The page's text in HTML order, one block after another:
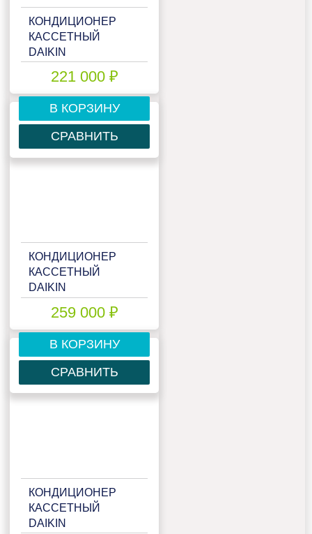
КОНДИЦИОНЕР
КАССЕТНЫЙ
DAIKIN
221 000 ₽
В КОРЗИНУ
СРАВНИТЬ
КОНДИЦИОНЕР
КАССЕТНЫЙ
DAIKIN
259 000 ₽
В КОРЗИНУ
СРАВНИТЬ
КОНДИЦИОНЕР
КАССЕТНЫЙ
DAIKIN